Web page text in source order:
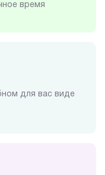
время
для вас виде